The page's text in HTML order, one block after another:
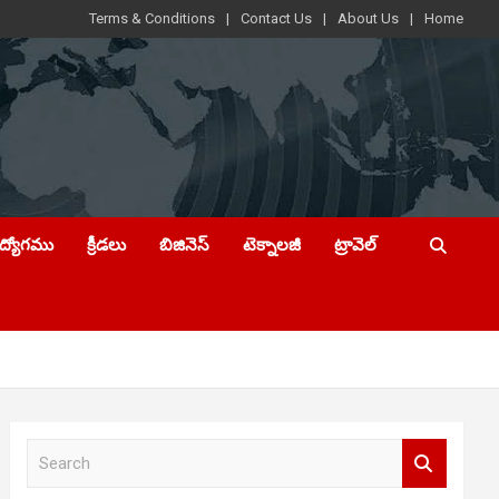
Terms & Conditions Contact Us About Us Home
క్రీడలు బిజినెస్ టెక్నాలజీ ట్రావెల్